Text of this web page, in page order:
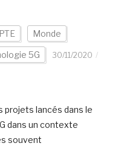
Monde
5G
30/11/2020
projets lancés dans le
dans un contexte
souvent